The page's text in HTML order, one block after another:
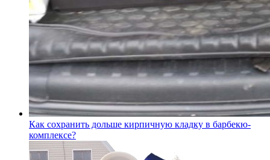
Как сохранить дольше кирпичную кладку в барбекю-
комплексе?